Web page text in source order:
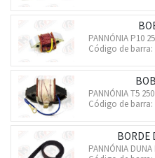
PANNÓNIA P10
Código de barra:
PANNÓNIA T5 250
Código de barra:
BORDE
PANNÓNIA DUNA